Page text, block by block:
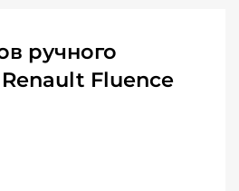
ручного
Fluence